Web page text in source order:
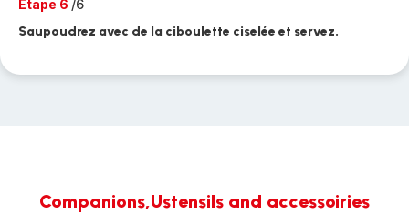
Etape 6 /6
Saupoudrez avec de la ciboulette ciselée et servez.
Companions,Ustensils and accessoiries